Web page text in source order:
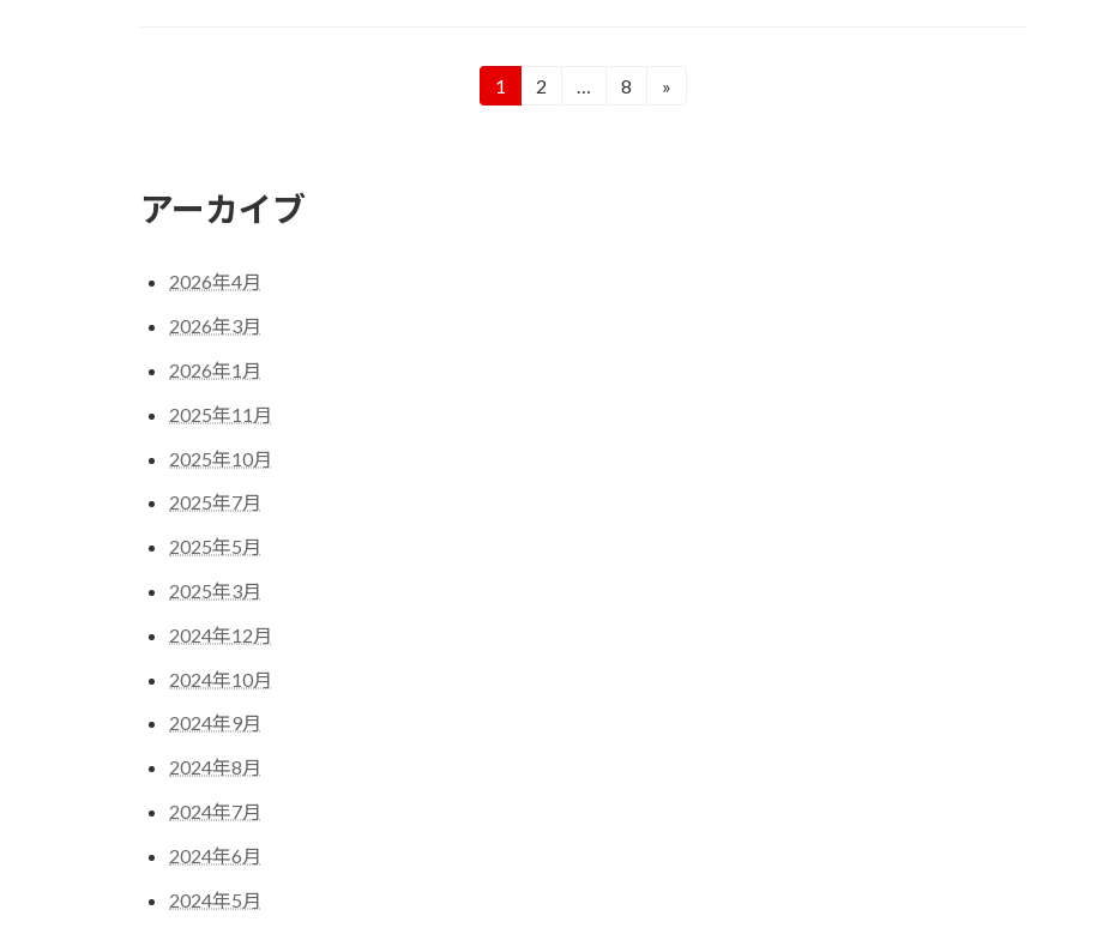
ペ
ー
ジ
送
り
固
1
固
2 …
固
8 »
アーカイブ
2026年4月
2026年3月
2026年1月
2025年11月
2025年10月
2025年7月
2025年5月
2025年3月
2024年12月
2024年10月
2024年9月
2024年8月
2024年7月
2024年6月
2024年5月